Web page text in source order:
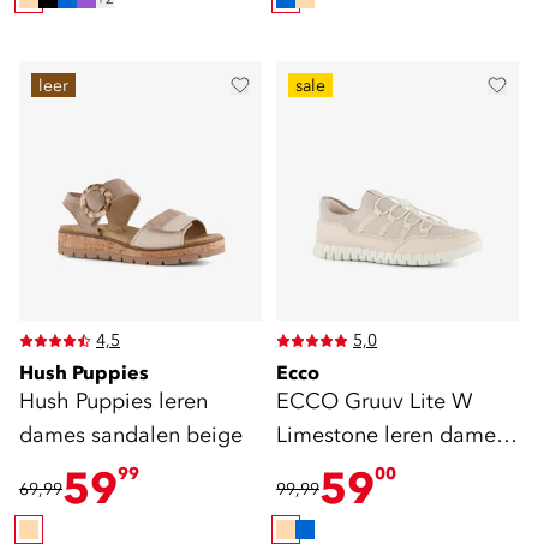
leer
4,5
Hush Puppies
Hush Puppies leren
dames sandalen beige
69,995999
sale
5,0
Ecco
ECCO Gruuv Lite W
Limestone leren dames
sneakers beige
99,995900